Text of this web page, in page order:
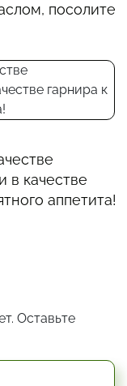
посолите
в качестве
аппетита!
Оставьте